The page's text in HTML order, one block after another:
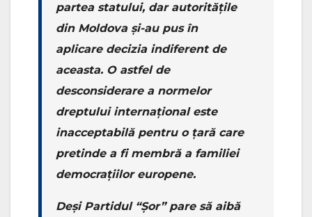
partea statului, dar autoritățile
din Moldova și-au pus în
aplicare decizia indiferent de
aceasta. O astfel de
desconsiderare a normelor
dreptului internațional este
inacceptabilă pentru o țară care
pretinde a fi membră a familiei
democrațiilor europene.
Deși Partidul “Șor” pare să aibă